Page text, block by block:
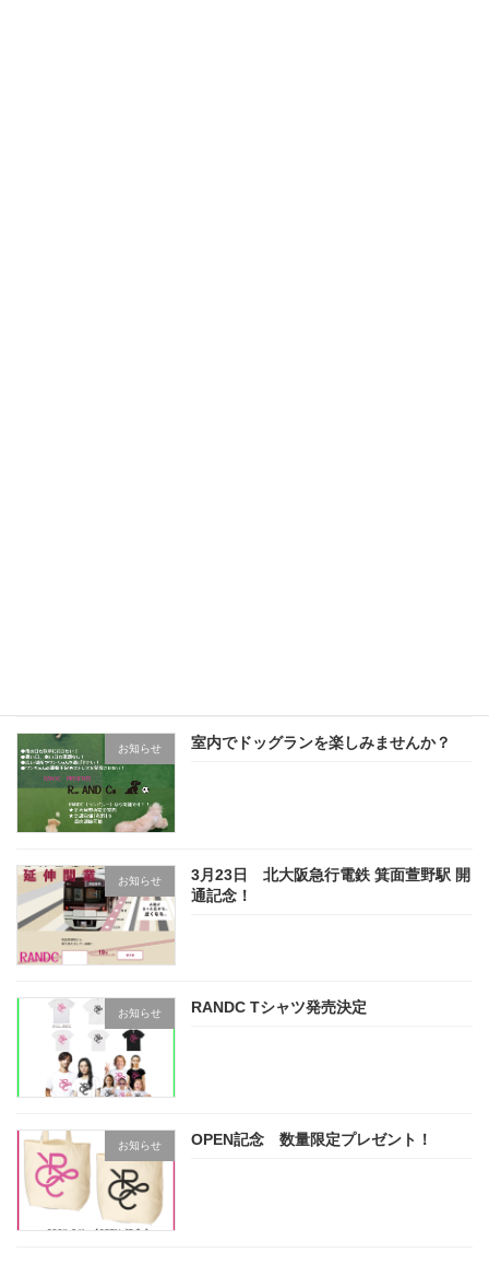
お知らせ 室内でドッグランを楽しみませんか？
お知らせ
3月23日 北大阪急行電鉄 箕面萱野駅 開
通記念！
お知らせ RANDC Tシャツ発売決定
お知らせ OPEN記念 数量限定プレゼント！